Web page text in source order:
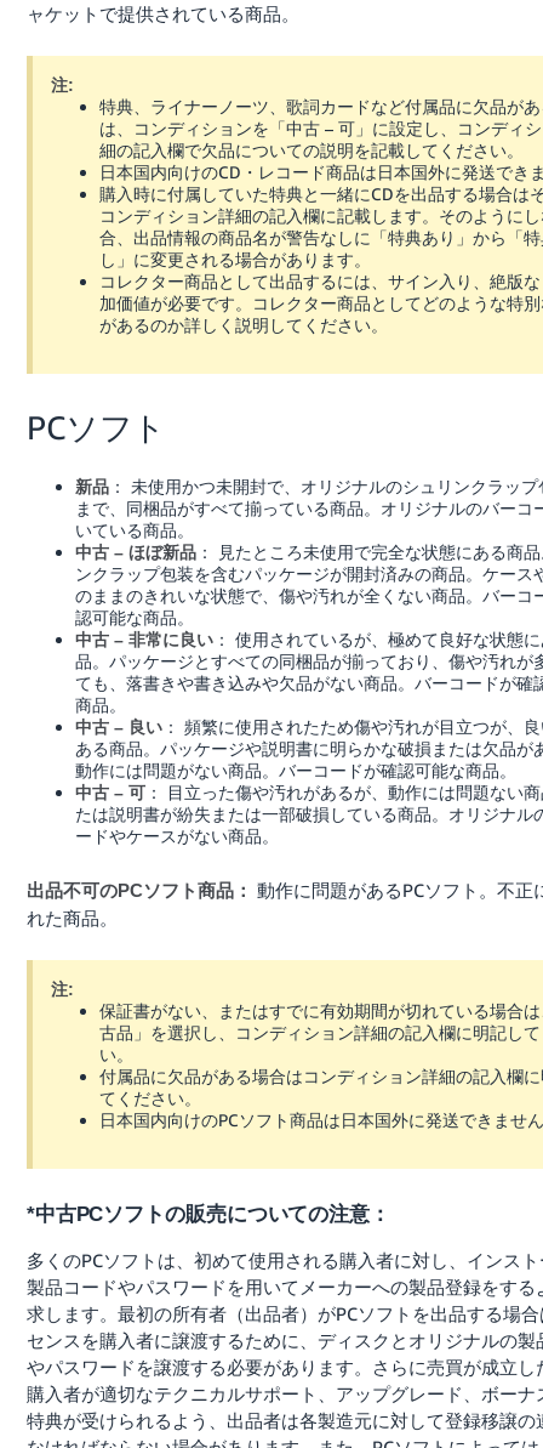
ャケットで提供されている商品。
注:
特典、ライナーノーツ、歌詞カードなど付属品に欠品が
は、コンディションを「中古 – 可」に設定し、コンディ
細の記入欄で欠品についての説明を記載してください。
日本国内向けのCD・レコード商品は日本国外に発送でき
購入時に付属していた特典と一緒にCDを出品する場合は
コンディション詳細の記入欄に記載します。そのように
合、出品情報の商品名が警告なしに「特典あり」から「
し」に変更される場合があります。
コレクター商品として出品するには、サイン入り、絶版
加価値が必要です。コレクター商品としてどのような特
があるのか詳しく説明してください。
PCソフト
新品： 未使用かつ未開封で、オリジナルのシュリンクラップ
まで、同梱品がすべて揃っている商品。オリジナルのバーコ
いている商品。
中古 – ほぼ新品： 見たところ未使用で完全な状態にある商
ンクラップ包装を含むパッケージが開封済みの商品。ケース
のままのきれいな状態で、傷や汚れが全くない商品。バーコ
認可能な商品。
中古 – 非常に良い： 使用されているが、極めて良好な状態
品。パッケージとすべての同梱品が揃っており、傷や汚れが
ても、落書きや書き込みや欠品がない商品。バーコードが確
商品。
中古 – 良い： 頻繁に使用されたため傷や汚れが目立つが、
ある商品。パッケージや説明書に明らかな破損または欠品が
動作には問題がない商品。バーコードが確認可能な商品。
中古 – 可： 目立った傷や汚れがあるが、動作には問題ない
たは説明書が紛失または一部破損している商品。オリジナル
ードやケースがない商品。
出品不可のPCソフト商品： 動作に問題があるPCソフト。不正
れた商品。
注:
保証書がない、またはすでに有効期間が切れている場合
古品」を選択し、コンディション詳細の記入欄に明記し
い。
付属品に欠品がある場合はコンディション詳細の記入欄
てください。
日本国内向けのPCソフト商品は日本国外に発送できませ
*中古PCソフトの販売についての注意：
多くのPCソフトは、初めて使用される購入者に対し、インス
製品コードやパスワードを用いてメーカーへの製品登録をする
求します。最初の所有者（出品者）がPCソフトを出品する場
センスを購入者に譲渡するために、ディスクとオリジナルの製
やパスワードを譲渡する必要があります。さらに売買が成立し
購入者が適切なテクニカルサポート、アップグレード、ボーナ
特典が受けられるよう、出品者は各製造元に対して登録移譲の